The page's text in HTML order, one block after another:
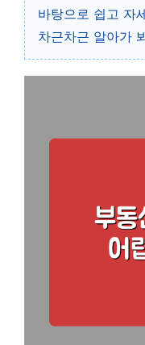
바탕으로 쉽고 자
차근차근 알아가